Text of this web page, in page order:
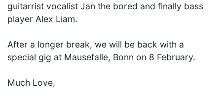
guitarrist vocalist Jan the bored and finally bass
player Alex Liam.
After a longer break, we will be back with a
special gig at Mausefalle, Bonn on 8 February.
Much Love,